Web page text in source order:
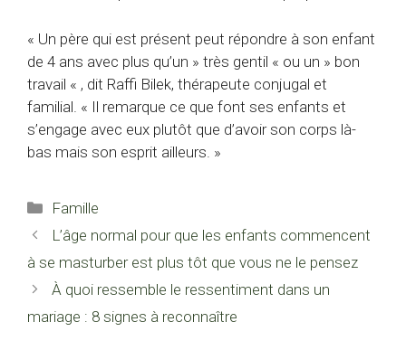
« Un père qui est présent peut répondre à son enfant
de 4 ans avec plus qu’un » très gentil « ou un » bon
travail « , dit Raffi Bilek, thérapeute conjugal et
familial. « Il remarque ce que font ses enfants et
s’engage avec eux plutôt que d’avoir son corps là-
bas mais son esprit ailleurs. »
Catégories
Famille
L’âge normal pour que les enfants commencent
à se masturber est plus tôt que vous ne le pensez
À quoi ressemble le ressentiment dans un
mariage : 8 signes à reconnaître